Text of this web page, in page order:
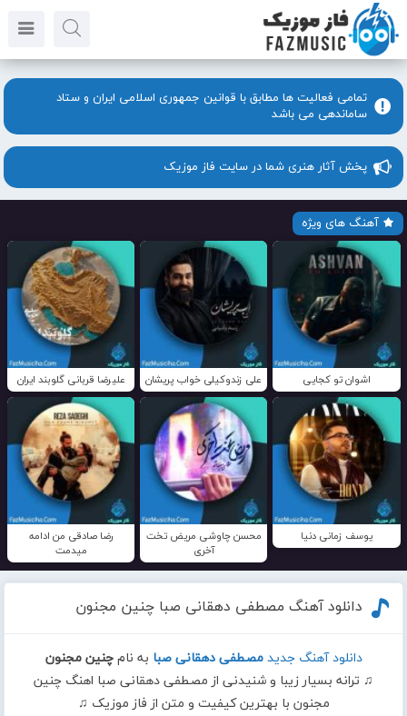
تمامی فعالیت ها مطابق با قوانین جمهوری اسلامی ایران و ستاد
ساماندهی می باشد
پخش آثار هنری شما در سایت فاز موزیک
آهنگ های ویژه
اشوان تو کجایی علی زندوکیلی خواب پریشان علیرضا قربانی گلوبند ایران
یوسف زمانی دنیا
محسن چاوشی مریض تخت
آخری
رضا صادقی من ادامه
میدمت
دانلود آهنگ مصطفی دهقانی صبا چنین مجنون
دانلود آهنگ جدید مصطفی دهقانی صبا به نامچنین مجنون
♫ ترانه بسیار زیبا و شنیدنی از مصطفی دهقانی صبا اهنگ چنین
مجنون با بهترین کیفیت و متن از فاز موزیک ♫